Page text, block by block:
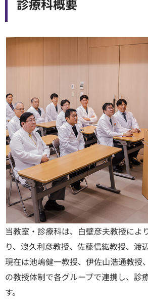
診療科概要
当教室・診療科は、白壁彦夫教授によ
り、浪久利彦教授、佐藤信紘教授、渡
現在は池嶋健一教授、伊佐山浩通教授
の教授体制で各グループで連携し、診
す。